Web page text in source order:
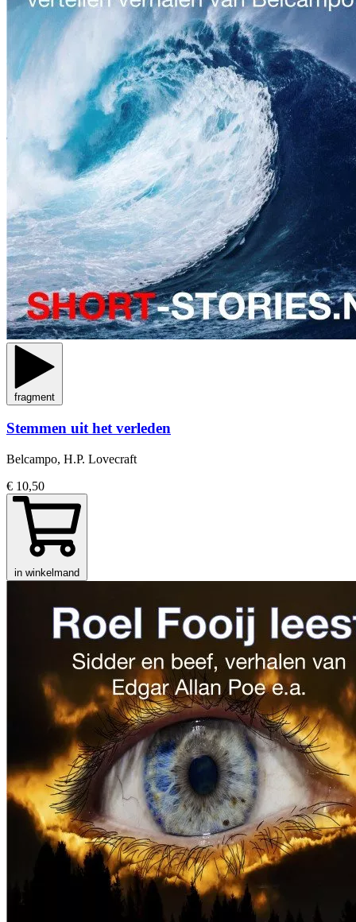
fragment
Stemmen uit het verleden
Belcampo, H.P. Lovecraft
€ 10,50
in winkelmand